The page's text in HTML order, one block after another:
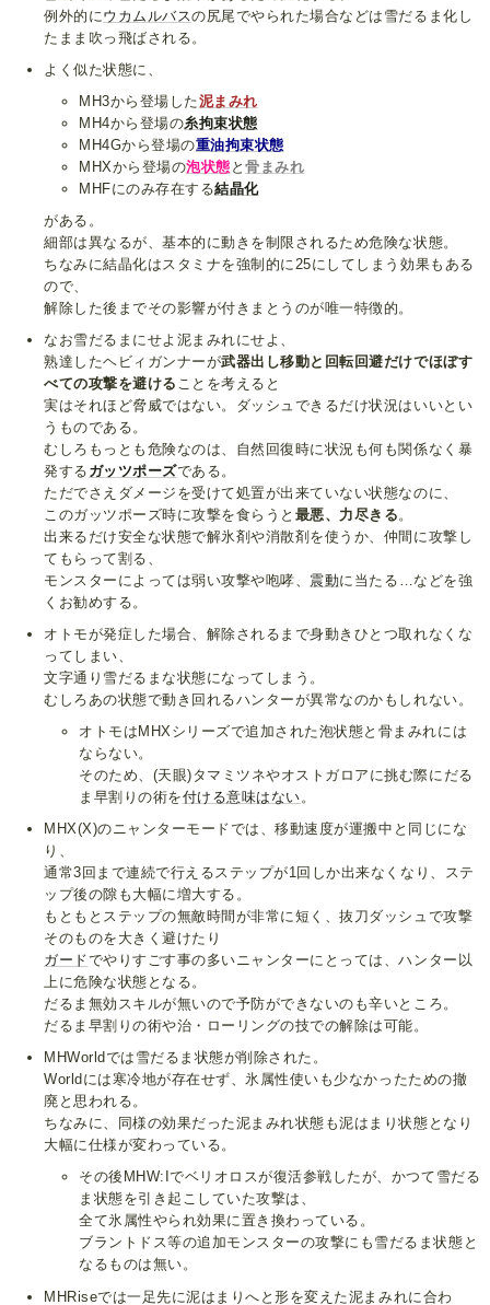
例外的に ウカムルバスの尻尾でやられた場合などは雪だるま化し
たまま吹っ飛ばされる。
よく似た状態に、
MH3から登場した泥まみれ
MH4から登場の糸拘束状態
MH4Gから登場の重油拘束状態
MHXから登場の泡状態 と骨まみれ
MHFにのみ存在する結晶化
がある。
細部は異なるが、基本的に動きを制限されるため危険な状態。
ちなみに結晶化はスタミナを強制的に25にしてしまう効果もある
ので、
解除した後までその影響が付きまとうのが唯一特徴的。
なお雪だるまにせよ泥まみれにせよ、
熟達したヘビィガンナーが武器出し移動と回転回避だけでほぼす
べての攻撃を避ける ことを考えると
実はそれほど脅威ではない。ダッシュできるだけ状況はいいとい
うものである。
むしろもっとも危険なのは、自然回復時に状況も何も関係なく暴
発する ガッツポーズである。
ただでさえダメージを受けて処置が出来ていない状態なのに、
このガッツポーズ時に攻撃を食らうと 最悪、力尽きる 。
出来るだけ安全な状態で解氷剤や消散剤を使うか、仲間に攻撃し
てもらって割る、
モンスターによっては弱い攻撃や咆哮、 震動に当たる…などを強
くお勧めする。
オトモが発症した場合、解除されるまで身動きひとつ取れなくな
ってしまい、
文字通り雪だるまな状態になってしまう。
むしろあの状態で動き回れるハンターが異常なのかもしれない。
オトモはMHXシリーズで追加された泡状態と骨まみれには
ならない。
そのため、(天眼)タマミツネやオストガロアに挑む際にだる
ま早割りの術を付ける意味はない。
MHX(X)のニャンターモードでは、移動速度が運搬中と同じにな
り、
通常3回まで連続で行えるステップが1回しか出来なくなり、ステ
ップ後の隙も大幅に増大する。
もともとステップの無敵時間が非常に短く、抜刀ダッシュで攻撃
そのものを大きく避けたり
ガードでやりすごす事の多いニャンターにとっては、ハンター以
上に危険な状態となる。
だるま無効スキルが無いので予防ができないのも辛いところ。
だるま早割りの術や治・ローリングの技での解除は可能。
MHWorldでは雪だるま状態が削除された。
Worldには寒冷地が存在せず、氷属性使いも少なかったための撤
廃と思われる。
ちなみに、同様の効果だった泥まみれ状態も泥はまり状態となり
大幅に仕様が変わっている。
その後MHW:Iでベリオロスが復活参戦したが、かつて雪だる
ま状態を引き起こしていた攻撃は、
全て氷属性やられ効果に置き換わっている。
ブラントドス等の追加モンスターの攻撃にも雪だるま状態と
なるものは無い。
MHRiseでは一足先に泥はまりへと形を変えた泥まみれに合わ